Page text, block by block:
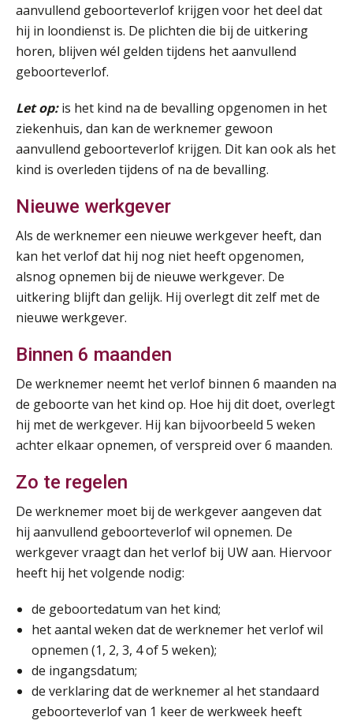
aanvullend geboorteverlof krijgen voor het deel dat
hij in loondienst is. De plichten die bij de uitkering
horen, blijven wél gelden tijdens het aanvullend
geboorteverlof.
Let op:is het kind na de bevalling opgenomen in het
ziekenhuis, dan kan de werknemer gewoon
aanvullend geboorteverlof krijgen. Dit kan ook als het
kind is overleden tijdens of na de bevalling.
Nieuwe werkgever
Als de werknemer een nieuwe werkgever heeft, dan
kan het verlof dat hij nog niet heeft opgenomen,
alsnog opnemen bij de nieuwe werkgever. De
uitkering blijft dan gelijk. Hij overlegt dit zelf met de
nieuwe werkgever.
Binnen 6 maanden
De werknemer neemt het verlof binnen 6 maanden na
de geboorte van het kind op. Hoe hij dit doet, overlegt
hij met de werkgever. Hij kan bijvoorbeeld 5 weken
achter elkaar opnemen, of verspreid over 6 maanden.
Zo te regelen
De werknemer moet bij de werkgever aangeven dat
hij aanvullend geboorteverlof wil opnemen. De
werkgever vraagt dan het verlof bij UW aan. Hiervoor
heeft hij het volgende nodig:
de geboortedatum van het kind;
het aantal weken dat de werknemer het verlof wil
opnemen (1, 2, 3, 4 of 5 weken);
de ingangsdatum;
de verklaring dat de werknemer al het standaard
geboorteverlof van 1 keer de werkweek heeft
27
AUG
Summercourse Impact en invloed van AI op de salarisverwerking (verdieping)
MOCuitgevers
AUG
MOCuitgevers
28
AUG
Opfriscursus VPS (NIRPA PE)
Markus Verbeek Praehep
AUG
Markus Verbeek Praehep
01
SEP
Cursus Van salarisadministrateur naar beloningsadviseur (basis)
MOCuitgevers
03
SEP
MOCuitgevers
07
SEP
Online cursus Bedingen in de arbeidsovereenkomst
MOCuitgevers
SEP
MOCuitgevers
08
SEP
Tweedaagse online Excel training voor de salarisadministrateur (verdieping, specialisatie en AI)
MOCuitgevers
SEP
MOCuitgevers
16
SEP
MOCuitgevers
Training Grenzen aangeven met zelfvertrouwen en respect